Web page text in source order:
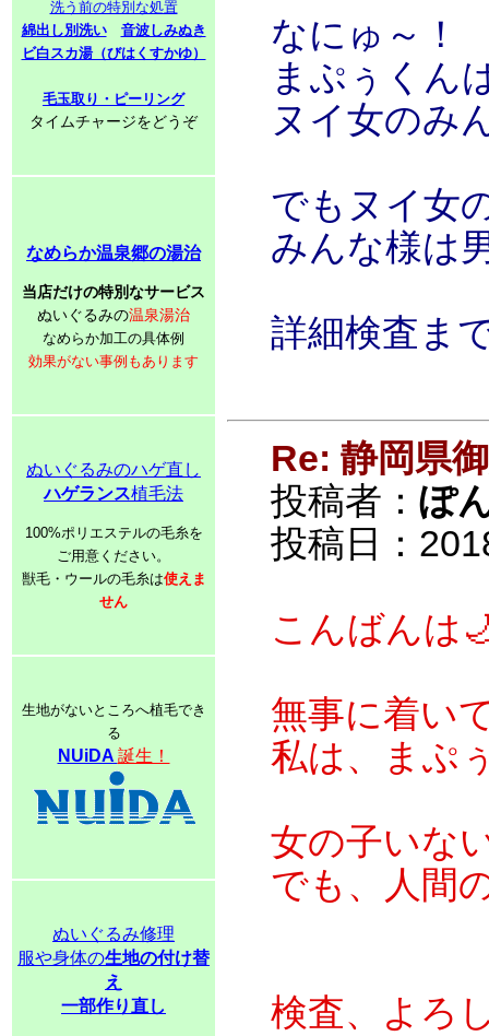
洗う前の特別な処置
綿出し別洗い
音波しみぬき
ビ白スカ湯（びはくすかゆ）
毛玉取り・ピーリング
タイムチャージをどうぞ
なめらか温泉郷の湯治
当店だけの特別なサービス
ぬいぐるみの温泉湯治
なめらか加工の具体例
効果がない事例もあります
ぬいぐるみのハゲ直し
ハゲランス植毛法
100%ポリエステルの毛糸を
ご用意ください。
獣毛・ウールの毛糸は使えま
せん
生地がないところへ植毛でき
る
NUiDA 誕生！
ぬいぐるみ修理
服や身体の生地の付け替
え
一部作り直し
なにゅ～！
まぷぅくん
ヌイ女のみ
でもヌイ女
みんな様は
詳細検査ま
Re: 静岡県
投稿者： ぽ
投稿日：
こんばんは
無事に着い
私は、まぷ
女の子いな
でも、人間
検査、よろ